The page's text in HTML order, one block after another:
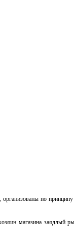
по
магазина заядлый